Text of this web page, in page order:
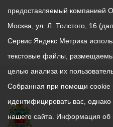
предоставляемый компанией
Москва, ул. Л. Толстого, 16
Сервис Яндекс Метрика
текстовые файлы,
целью анализа их
Собранная при помощи
идентифицировать вас,
нашего сайта. Информация об